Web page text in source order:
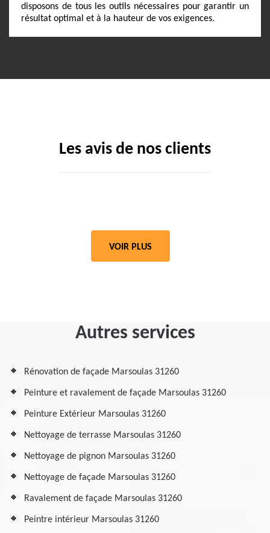
disposons de tous les outils nécessaires pour garantir un
résultat optimal et à la hauteur de vos exigences.
Les avis de nos clients
VOIR PLUS
Autres services
Rénovation de façade Marsoulas 31260
Peinture et ravalement de façade Marsoulas 31260
Peinture Extérieur Marsoulas 31260
Nettoyage de terrasse Marsoulas 31260
Nettoyage de pignon Marsoulas 31260
Nettoyage de façade Marsoulas 31260
Ravalement de façade Marsoulas 31260
Peintre intérieur Marsoulas 31260